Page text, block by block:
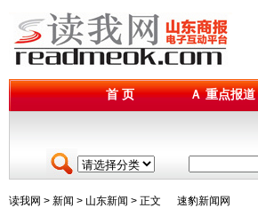
首 页 Ａ 重点报道
读我网 > 新闻 > 山东新闻 > 正文 速豹新闻网